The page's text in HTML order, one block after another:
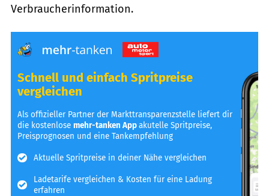
Verbraucherinformation.
Schnell und einfach Spritpreise
vergleichen
Als offizieller Partner der Markttransparenzstelle liefert dir
die kostenlosemehr-tanken Appakutelle Spritpreise,
Preisprognosen und eine Tankempfehlung
Aktuelle Spritpreise in deiner Nähe vergleichen
Ladetarife vergleichen & Kosten für eine Ladung
erfahren